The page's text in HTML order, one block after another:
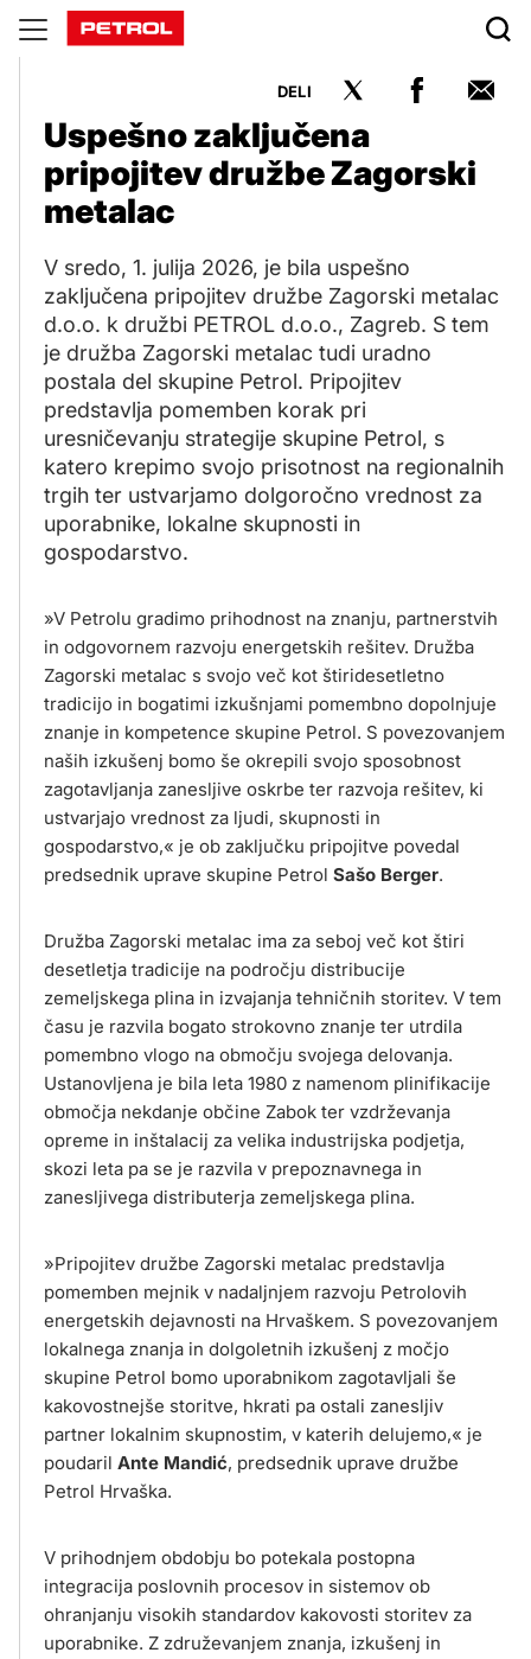
Novice
Uspešno zaključena
pripojitev družbe Zagorski
metalac
V sredo, 1. julija 2026, je bila uspešno
zaključena pripojitev družbe Zagorski metalac
d.o.o. k družbi PETROL d.o.o., Zagreb. S tem
je družba Zagorski metalac tudi uradno
postala del skupine Petrol. Pripojitev
predstavlja pomemben korak pri
uresničevanju strategije skupine Petrol, s
katero krepimo svojo prisotnost na regionalnih
trgih ter ustvarjamo dolgoročno vrednost za
uporabnike, lokalne skupnosti in
gospodarstvo.
»V Petrolu gradimo prihodnost na znanju, partnerstvih
in odgovornem razvoju energetskih rešitev. Družba
Zagorski metalac s svojo več kot štiridesetletno
tradicijo in bogatimi izkušnjami pomembno dopolnjuje
znanje in kompetence skupine Petrol. S povezovanjem
naših izkušenj bomo še okrepili svojo sposobnost
zagotavljanja zanesljive oskrbe ter razvoja rešitev, ki
ustvarjajo vrednost za ljudi, skupnosti in
gospodarstvo,« je ob zaključku pripojitve povedal
predsednik uprave skupine Petrol Sašo Berger.
Družba Zagorski metalac ima za seboj več kot štiri
desetletja tradicije na področju distribucije
zemeljskega plina in izvajanja tehničnih storitev. V tem
času je razvila bogato strokovno znanje ter utrdila
pomembno vlogo na območju svojega delovanja.
Ustanovljena je bila leta 1980 z namenom plinifikacije
območja nekdanje občine Zabok ter vzdrževanja
opreme in inštalacij za velika industrijska podjetja,
skozi leta pa se je razvila v prepoznavnega in
zanesljivega distributerja zemeljskega plina.
»Pripojitev družbe Zagorski metalac predstavlja
pomemben mejnik v nadaljnjem razvoju Petrolovih
energetskih dejavnosti na Hrvaškem. S povezovanjem
lokalnega znanja in dolgoletnih izkušenj z močjo
skupine Petrol bomo uporabnikom zagotavljali še
kakovostnejše storitve, hkrati pa ostali zanesljiv
partner lokalnim skupnostim, v katerih delujemo,« je
poudaril Ante Mandić, predsednik uprave družbe
Petrol Hrvaška.
V prihodnjem obdobju bo potekala postopna
integracija poslovnih procesov in sistemov ob
ohranjanju visokih standardov kakovosti storitev za
uporabnike. Z združevanjem znanja, izkušenj in
DELI